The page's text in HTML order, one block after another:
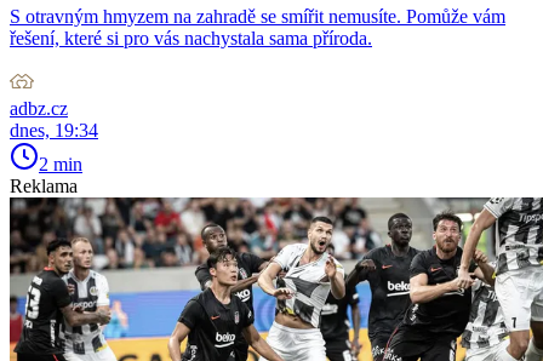
S otravným hmyzem na zahradě se smířit nemusíte. Pomůže vám
řešení, které si pro vás nachystala sama příroda.
adbz.cz
dnes, 19:34
2 min
Reklama